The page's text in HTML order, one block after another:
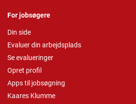
For jobsøgere
Din side
Evaluer din arbejdsplads
Se evalueringer
Opret profil
Apps til jobsøgning
Kaares Klumme